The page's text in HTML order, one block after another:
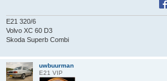
E21 320/6
Volvo XC 60 D3
Skoda Superb Combi
uwbuurman
E21 VIP